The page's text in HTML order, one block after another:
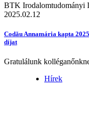
BTK Irodalomtudományi
2025.02.12
Codău Annamária kapta
díjat
Gratulálunk
Hírek